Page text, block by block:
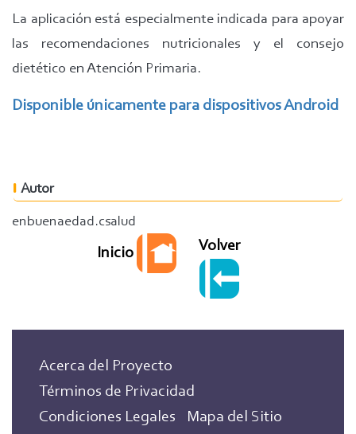
La aplicación está especialmente indicada para apoyar
las recomendaciones nutricionales y el consejo
dietético en Atención Primaria.
Disponible únicamente para dispositivos Android
Autor
enbuenaedad.csalud
Inicio Volver
Acerca del Proyecto
Términos de Privacidad
Condiciones Legales
Mapa del Sitio